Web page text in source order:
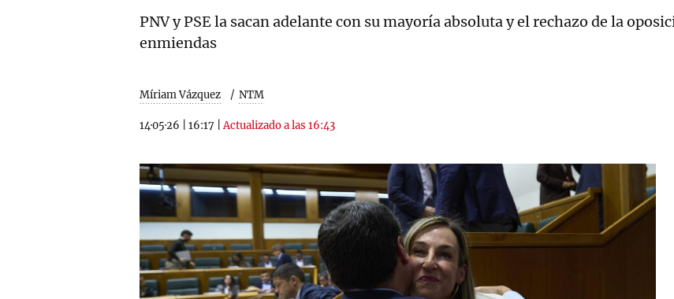
PNV y PSE la sacan adelante con su mayoría absoluta y el rechazo de la
enmiendas
Míriam Vázquez NTM
14·05·26 16:17 |Actualizado a las 16:43